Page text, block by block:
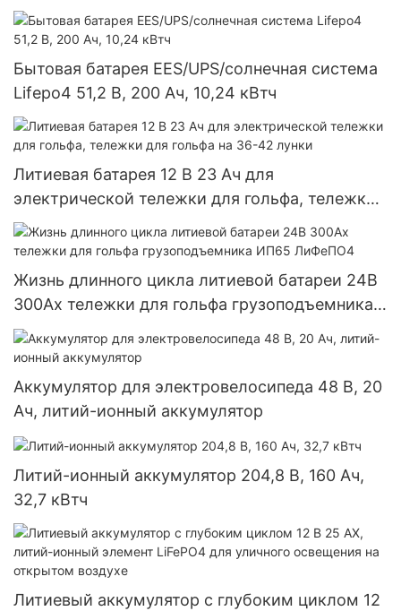
для гольф-мобиля Lifepo4
Бытовая батарея EES/UPS/солнечная система
Lifepo4 51,2 В, 200 Ач, 10,24 кВтч
Литиевая батарея 12 В 23 Ач для
электрической тележки для гольфа, тележки
для гольфа на 36-42 лунки
Жизнь длинного цикла литиевой батареи 24В
300Ах тележки для гольфа грузоподъемника
ИП65 ЛиФеПО4
Аккумулятор для электровелосипеда 48 В, 20
Ач, литий-ионный аккумулятор
Литий-ионный аккумулятор 204,8 В, 160 Ач,
32,7 кВтч
Литиевый аккумулятор с глубоким циклом 12